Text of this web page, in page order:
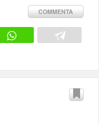
COMMENTA